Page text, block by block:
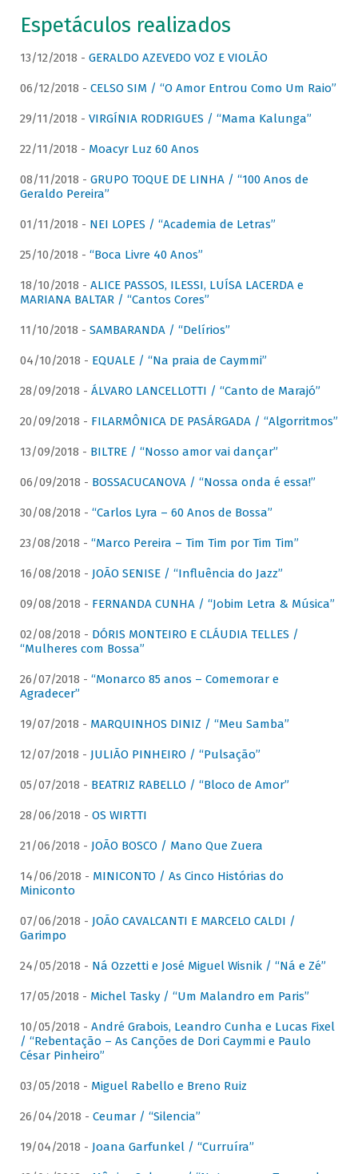
Espetáculos realizados
13/12/2018 - GERALDO AZEVEDO VOZ E VIOLÃO
06/12/2018 - CELSO SIM / “O Amor Entrou Como Um Raio”
29/11/2018 - VIRGÍNIA RODRIGUES / “Mama Kalunga”
22/11/2018 - Moacyr Luz 60 Anos
08/11/2018 - GRUPO TOQUE DE LINHA / “100 Anos de
Geraldo Pereira”
01/11/2018 - NEI LOPES / “Academia de Letras”
25/10/2018 - “Boca Livre 40 Anos”
18/10/2018 - ALICE PASSOS, ILESSI, LUÍSA LACERDA e
MARIANA BALTAR / “Cantos Cores”
11/10/2018 - SAMBARANDA / “Delírios”
04/10/2018 - EQUALE / “Na praia de Caymmi”
28/09/2018 - ÁLVARO LANCELLOTTI / “Canto de Marajó”
20/09/2018 - FILARMÔNICA DE PASÁRGADA / “Algorritmos”
13/09/2018 - BILTRE / “Nosso amor vai dançar”
06/09/2018 - BOSSACUCANOVA / “Nossa onda é essa!”
30/08/2018 - “Carlos Lyra – 60 Anos de Bossa”
23/08/2018 - “Marco Pereira – Tim Tim por Tim Tim”
16/08/2018 - JOÃO SENISE / “Influência do Jazz”
09/08/2018 - FERNANDA CUNHA / “Jobim Letra & Música”
02/08/2018 - DÓRIS MONTEIRO E CLÁUDIA TELLES /
“Mulheres com Bossa”
26/07/2018 - “Monarco 85 anos – Comemorar e
Agradecer”
19/07/2018 - MARQUINHOS DINIZ / “Meu Samba”
12/07/2018 - JULIÃO PINHEIRO / “Pulsação”
05/07/2018 - BEATRIZ RABELLO / “Bloco de Amor”
28/06/2018 - OS WIRTTI
21/06/2018 - JOÃO BOSCO / Mano Que Zuera
14/06/2018 - MINICONTO / As Cinco Histórias do
Miniconto
07/06/2018 - JOÃO CAVALCANTI E MARCELO CALDI /
Garimpo
24/05/2018 - Ná Ozzetti e José Miguel Wisnik / “Ná e Zé”
17/05/2018 - Michel Tasky / “Um Malandro em Paris”
10/05/2018 - André Grabois, Leandro Cunha e Lucas Fixel
/ “Rebentação – As Canções de Dori Caymmi e Paulo
César Pinheiro”
03/05/2018 - Miguel Rabello e Breno Ruiz
26/04/2018 - Ceumar / “Silencia”
19/04/2018 - Joana Garfunkel / “Curruíra”